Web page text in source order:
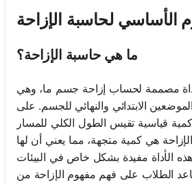
الأساسي لحاسبة الإزاحة
ما هي حاسبة الإزاحة؟
مصممة لحساب إزاحة جسم ما، وهي
الابتدائي والنهائي للجسم. على
قياسية تقيس الطول الكلي للمسار
هي كمية متجهة، مما يعني أن لها
هذه الأداة مفيدة بشكل خاص في البيئات
الطلاب على فهم مفهوم الإزاحة من